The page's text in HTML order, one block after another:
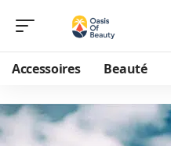
Accessoires Beauté